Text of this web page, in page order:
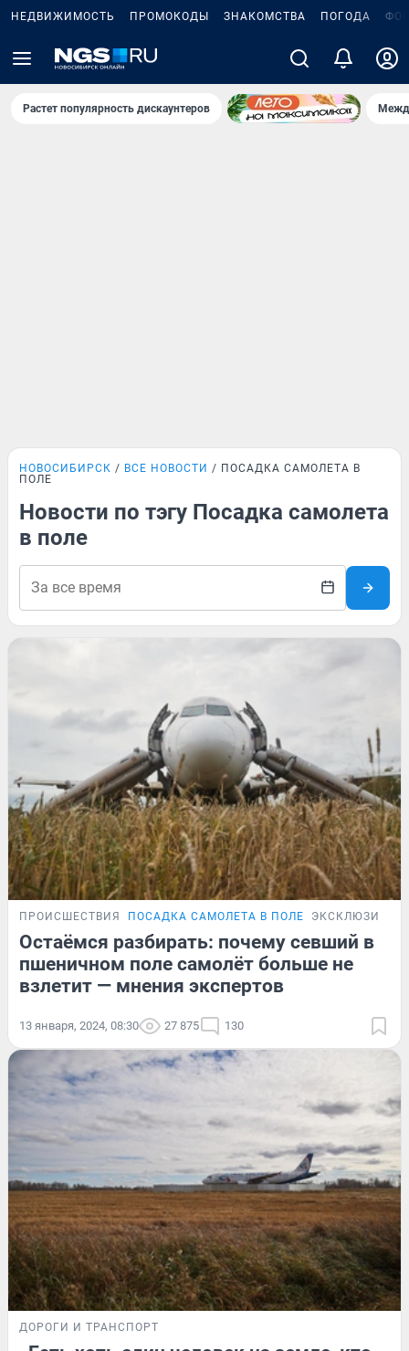
НЕДВИЖИМОСТЬ ПРОМОКОДЫ ЗНАКОМСТВА ПОГОДА
Растет популярность дискаунтеров
НОВОСИБИРСК ВСЕ НОВОСТИ
ПОСАДКА САМОЛЕТА В
ПОЛЕ
Новости по тэгу Посадка самолета
в поле
ПРОИСШЕСТВИЯ ПОСАДКА САМОЛЕТА В ПОЛЕ ЭКСКЛЮЗИВ
Остаёмся разбирать: почему севший в
пшеничном поле самолёт больше не
взлетит — мнения экспертов
13 января, 2024, 08:30 27 875 130
ДОРОГИ И ТРАНСПОРТ